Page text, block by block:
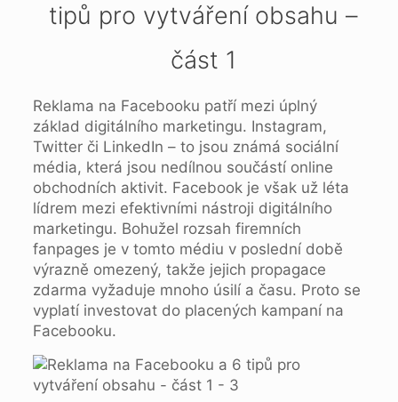
tipů pro vytváření obsahu –
část 1
Reklama na Facebooku patří mezi úplný
základ digitálního marketingu. Instagram,
Twitter či LinkedIn – to jsou známá sociální
média, která jsou nedílnou součástí online
obchodních aktivit. Facebook je však už léta
lídrem mezi efektivními nástroji digitálního
marketingu. Bohužel rozsah firemních
fanpages je v tomto médiu v poslední době
výrazně omezený, takže jejich propagace
zdarma vyžaduje mnoho úsilí a času. Proto se
vyplatí investovat do placených kampaní na
Facebooku.